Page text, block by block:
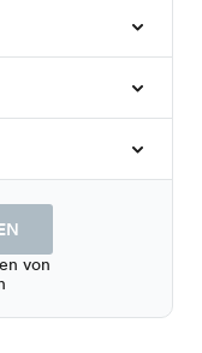
von